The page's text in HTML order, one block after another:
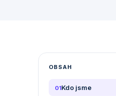
OBSAH
01Kdo jsme